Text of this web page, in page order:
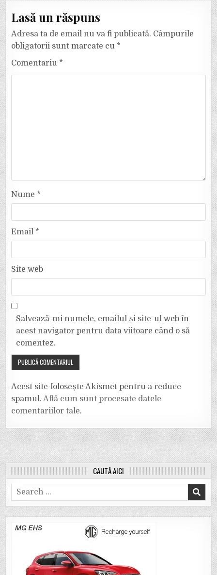
Lasă un răspuns
Adresa ta de email nu va fi publicată. Câmpurile
obligatorii sunt marcate cu *
Comentariu *
Nume *
Email *
Site web
Salvează-mi numele, emailul și site-ul web în
acest navigator pentru data viitoare când o să
comentez.
Acest site folosește Akismet pentru a reduce
spamul.Află cum sunt procesate datele
comentariilor tale.
CAUTĂ AICI
Search
for: